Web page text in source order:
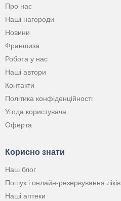
Про нас
Наші нагороди
Новини
Франшиза
Робота у нас
Наші автори
Контакти
Політика конфіденційності
Угода користувача
Оферта
Корисно знати
Наш блог
Пошук і онлайн-резервування ліків
Наші аптеки